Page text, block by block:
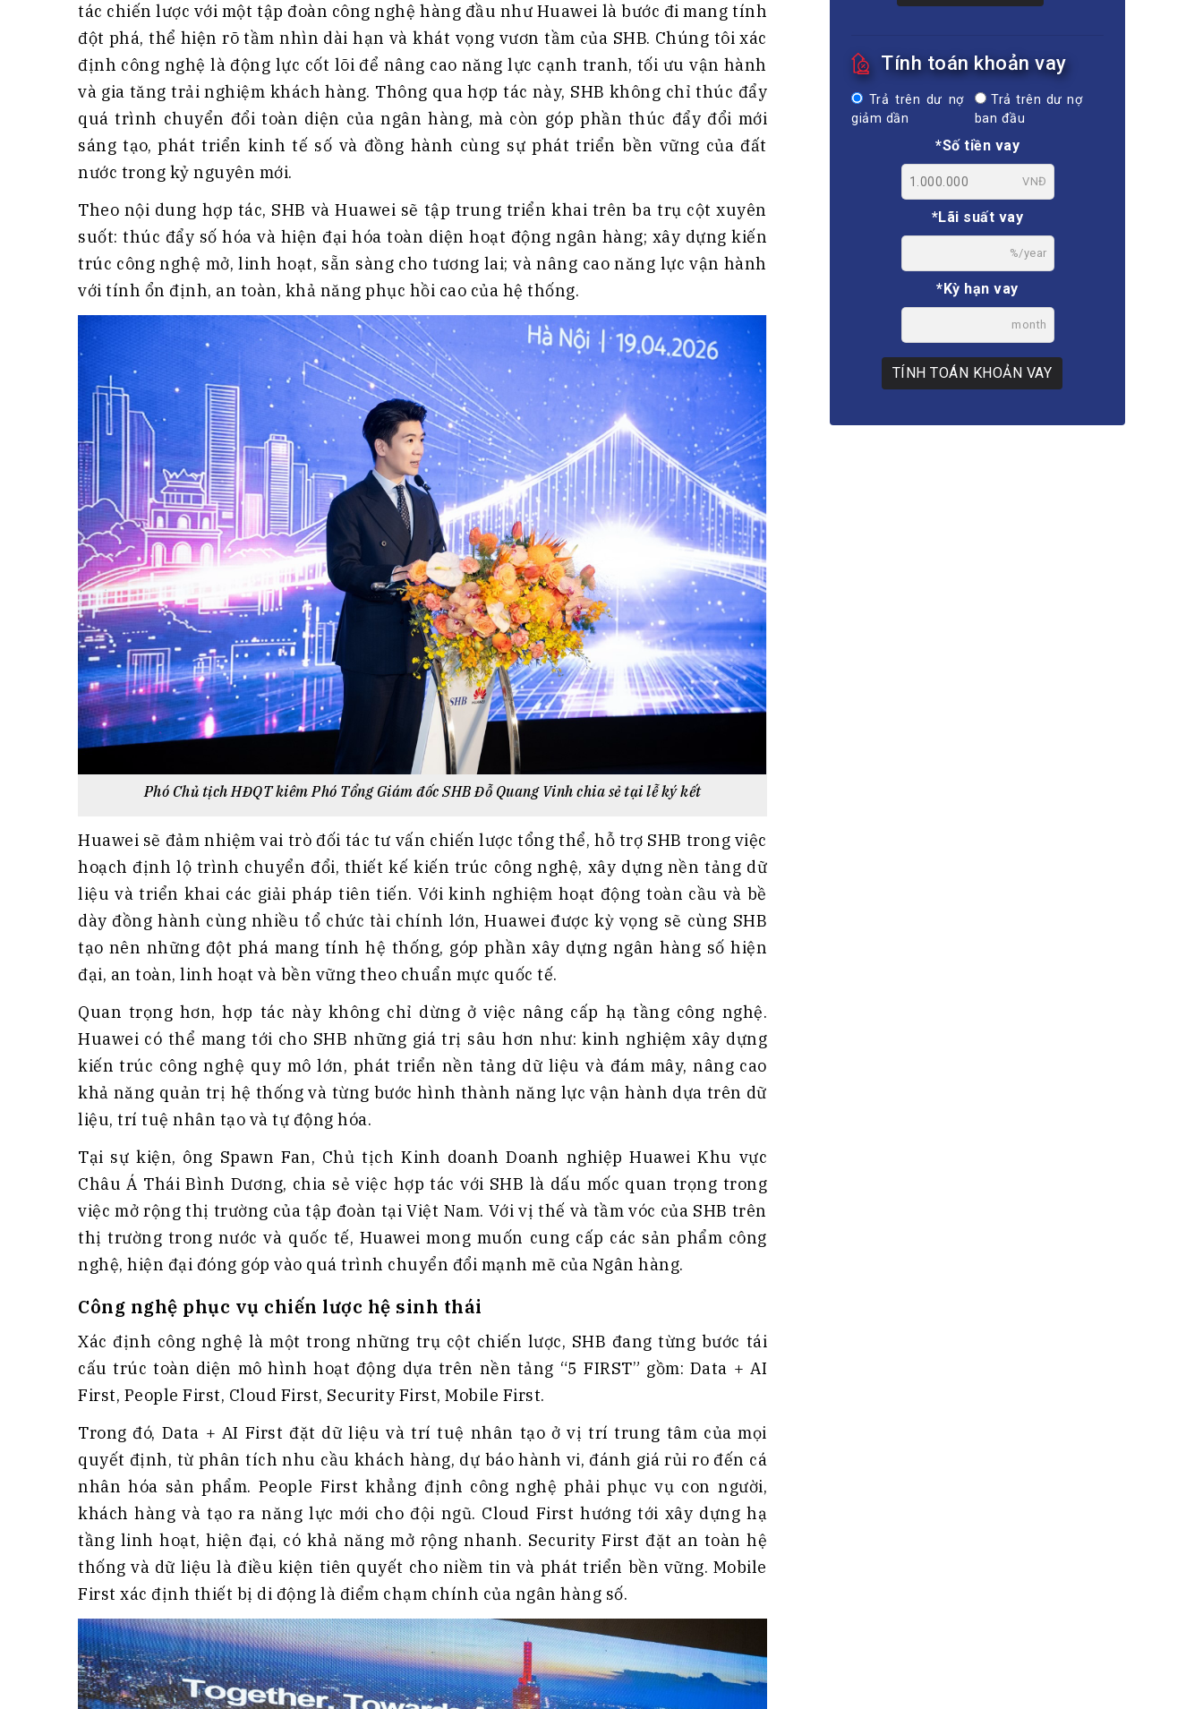
tác chiến lược với một tập đoàn công nghệ hàng đầu như Huawei là bước đi mang tính
đột phá, thể hiện rõ tầm nhìn dài hạn và khát vọng vươn tầm của SHB. Chúng tôi xác
định công nghệ là động lực cốt lõi để nâng cao năng lực cạnh tranh, tối ưu vận hành
và gia tăng trải nghiệm khách hàng. Thông qua hợp tác này, SHB không chỉ thúc đẩy
quá trình chuyển đổi toàn diện của ngân hàng, mà còn góp phần thúc đẩy đổi mới
sáng tạo, phát triển kinh tế số và đồng hành cùng sự phát triển bền vững của đất
nước trong kỷ nguyên mới.
Theo nội dung hợp tác, SHB và Huawei sẽ tập trung triển khai trên ba trụ cột xuyên
suốt: thúc đẩy số hóa và hiện đại hóa toàn diện hoạt động ngân hàng; xây dựng kiến
trúc công nghệ mở, linh hoạt, sẵn sàng cho tương lai; và nâng cao năng lực vận hành
với tính ổn định, an toàn, khả năng phục hồi cao của hệ thống.
Phó Chủ tịch HĐQT kiêm Phó Tổng Giám đốc SHB Đỗ Quang Vinh chia sẻ tại lễ ký kết
Huawei sẽ đảm nhiệm vai trò đối tác tư vấn chiến lược tổng thể, hỗ trợ SHB trong việc
hoạch định lộ trình chuyển đổi, thiết kế kiến trúc công nghệ, xây dựng nền tảng dữ
liệu và triển khai các giải pháp tiên tiến. Với kinh nghiệm hoạt động toàn cầu và bề
dày đồng hành cùng nhiều tổ chức tài chính lớn, Huawei được kỳ vọng sẽ cùng SHB
tạo nên những đột phá mang tính hệ thống, góp phần xây dựng ngân hàng số hiện
đại, an toàn, linh hoạt và bền vững theo chuẩn mực quốc tế.
Quan trọng hơn, hợp tác này không chỉ dừng ở việc nâng cấp hạ tầng công nghệ.
Huawei có thể mang tới cho SHB những giá trị sâu hơn như: kinh nghiệm xây dựng
kiến trúc công nghệ quy mô lớn, phát triển nền tảng dữ liệu và đám mây, nâng cao
khả năng quản trị hệ thống và từng bước hình thành năng lực vận hành dựa trên dữ
liệu, trí tuệ nhân tạo và tự động hóa.
Tại sự kiện, ông Spawn Fan, Chủ tịch Kinh doanh Doanh nghiệp Huawei Khu vực
Châu Á Thái Bình Dương, chia sẻ việc hợp tác với SHB là dấu mốc quan trọng trong
việc mở rộng thị trường của tập đoàn tại Việt Nam. Với vị thế và tầm vóc của SHB trên
thị trường trong nước và quốc tế, Huawei mong muốn cung cấp các sản phẩm công
nghệ, hiện đại đóng góp vào quá trình chuyển đổi mạnh mẽ của Ngân hàng.
Công nghệ phục vụ chiến lược hệ sinh thái
Xác định công nghệ là một trong những trụ cột chiến lược, SHB đang từng bước tái
cấu trúc toàn diện mô hình hoạt động dựa trên nền tảng “5 FIRST” gồm: Data + AI
First, People First, Cloud First, Security First, Mobile First.
Trong đó, Data + AI First đặt dữ liệu và trí tuệ nhân tạo ở vị trí trung tâm của mọi
quyết định, từ phân tích nhu cầu khách hàng, dự báo hành vi, đánh giá rủi ro đến cá
nhân hóa sản phẩm. People First khẳng định công nghệ phải phục vụ con người,
khách hàng và tạo ra năng lực mới cho đội ngũ. Cloud First hướng tới xây dựng hạ
tầng linh hoạt, hiện đại, có khả năng mở rộng nhanh. Security First đặt an toàn hệ
thống và dữ liệu là điều kiện tiên quyết cho niềm tin và phát triển bền vững. Mobile
First xác định thiết bị di động là điểm chạm chính của ngân hàng số.
Tính toán khoản vay
Trả trên dư nợ
giảm dần
Trả trên dư nợ
ban đầu
*Số tiền vay
VNĐ
*Lãi suất vay
%/year
*Kỳ hạn vay
month
TÍNH TOÁN KHOẢN VAY